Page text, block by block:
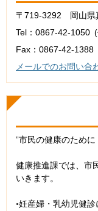
〒719-3292 岡山県
Tel：0867-42-1050
Fax：0867-42-1388
メールでのお問い合
”市民の健康のために
健康推進課では、市
いきます。
◦妊産婦・乳幼児健診